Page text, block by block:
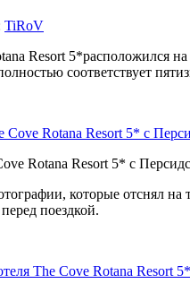
TiRoV
Resort 5*расположился
соответствует
Rotana Resort 5* с
которые отснял на
поездкой.